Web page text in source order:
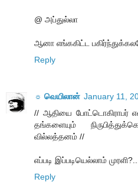
@ அப்துல்லா
ஆனா எங்ககிட்ட
Reply
☼ வெயிலான் January 11,
// ஆதியை போட்டொகிராபர்
தங்களையும்
வில்லத்தனம் //
எப்படி இப்படியெல்லாம்
Reply